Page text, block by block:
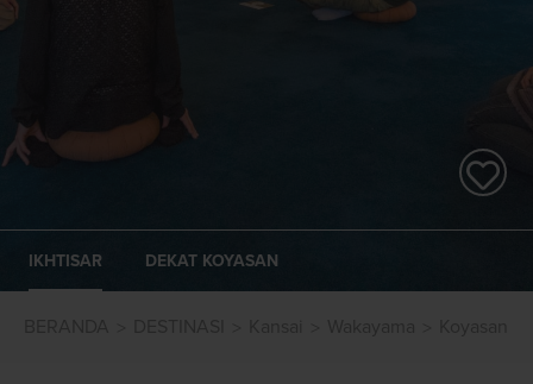
IKHTISAR DEKAT KOYASAN